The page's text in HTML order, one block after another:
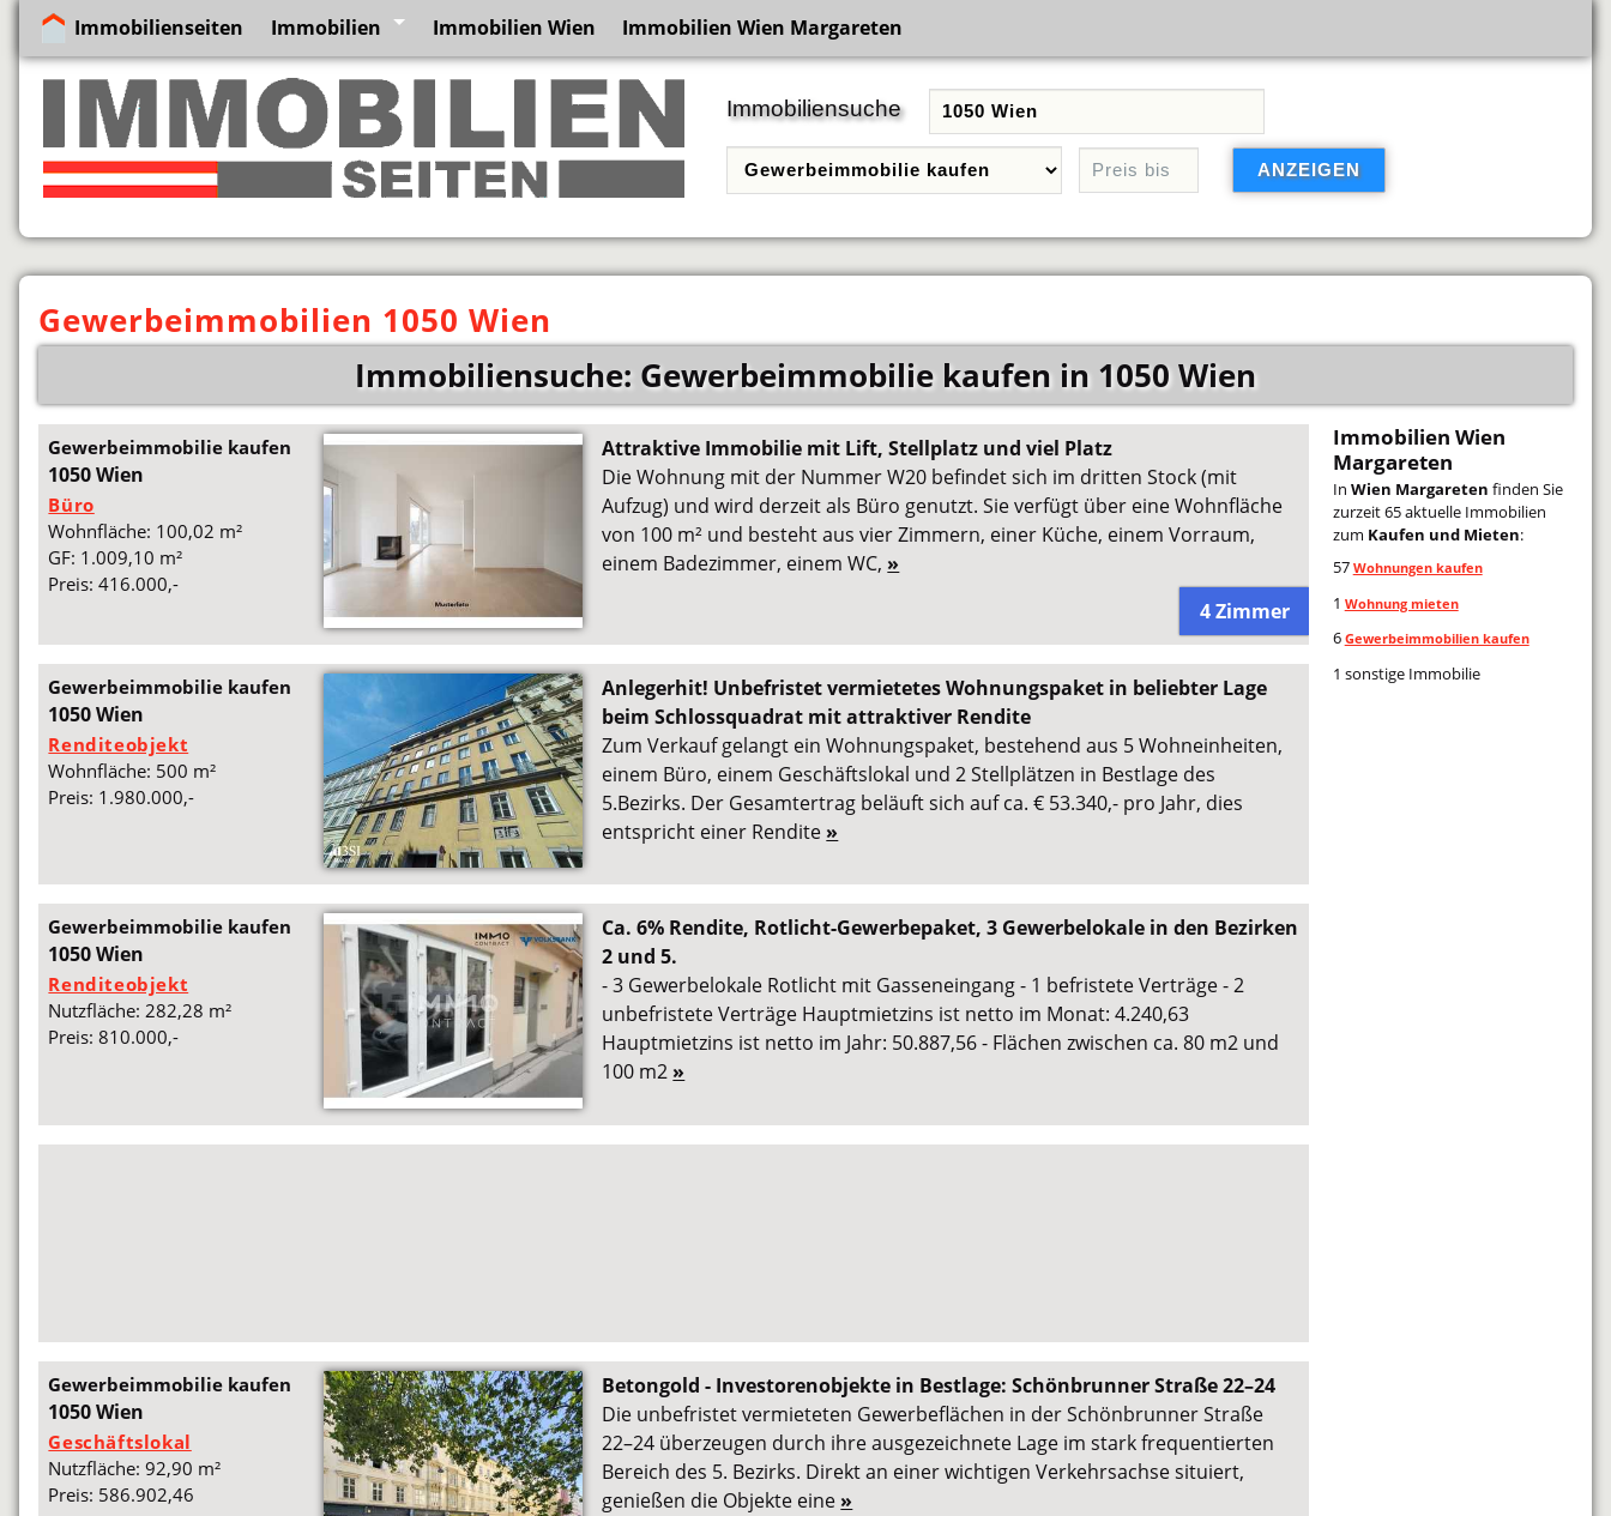
Immobilienseiten Immobilien Immobilien Wien Immobilien Wien Margareten
Immobiliensuche
Gewerbeimmobilien 1050 Wien
Immobiliensuche: Gewerbeimmobilie kaufen in 1050 Wien
Gewerbeimmobilie kaufen
1050 Wien
Büro
Wohnfläche: 100,02 m²
GF: 1.009,10 m²
Preis: 416.000,-
Attraktive Immobilie mit Lift, Stellplatz und viel Platz
Die Wohnung mit der Nummer W20 befindet sich im dritten Stock (mit
Aufzug) und wird derzeit als Büro genutzt. Sie verfügt über eine Wohnfläche
von 100 m² und besteht aus vier Zimmern, einer Küche, einem Vorraum,
einem Badezimmer, einem WC, »
4 Zimmer
Gewerbeimmobilie kaufen
1050 Wien
Renditeobjekt
Wohnfläche: 500 m²
Preis: 1.980.000,-
Anlegerhit! Unbefristet vermietetes Wohnungspaket in beliebter Lage
beim Schlossquadrat mit attraktiver Rendite
Zum Verkauf gelangt ein Wohnungspaket, bestehend aus 5 Wohneinheiten,
einem Büro, einem Geschäftslokal und 2 Stellplätzen in Bestlage des
5.Bezirks. Der Gesamtertrag beläuft sich auf ca. € 53.340,- pro Jahr, dies
entspricht einer Rendite »
Gewerbeimmobilie kaufen
1050 Wien
Renditeobjekt
Nutzfläche: 282,28 m²
Preis: 810.000,-
Ca. 6% Rendite, Rotlicht-Gewerbepaket, 3 Gewerbelokale in den Bezirken
2 und 5.
- 3 Gewerbelokale Rotlicht mit Gasseneingang - 1 befristete Verträge - 2
unbefristete Verträge Hauptmietzins ist netto im Monat: 4.240,63
Hauptmietzins ist netto im Jahr: 50.887,56 - Flächen zwischen ca. 80 m2 und
100 m2 »
Gewerbeimmobilie kaufen
1050 Wien
Geschäftslokal
Nutzfläche: 92,90 m²
Preis: 586.902,46
Betongold - Investorenobjekte in Bestlage: Schönbrunner Straße 22–24
Die unbefristet vermieteten Gewerbeflächen in der Schönbrunner Straße
22–24 überzeugen durch ihre ausgezeichnete Lage im stark frequentierten
Bereich des 5. Bezirks. Direkt an einer wichtigen Verkehrsachse situiert,
genießen die Objekte eine »
Immobilien Wien
Margareten
In Wien Margareten finden Sie
zurzeit 65 aktuelle Immobilien
zum Kaufen und Mieten:
57 Wohnungen kaufen
1 Wohnung mieten
6 Gewerbeimmobilien kaufen
1 sonstige Immobilie